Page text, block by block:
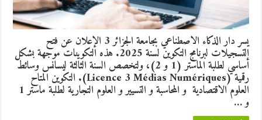
يسر دار الذكاء الاصطناعي بجامعة الجزائر 3 الإعلان عن فتح
التسجيلات لبرنامج التكوين لسنة 2025. هذه التكوينات موجهة بشكل
أساسي لطلبة الماستر (1 و 2)، ولتخصص السنة الثالثة ليسانس وسائط
رقمية (Licence 3 Médias Numériques). التكوين المتاح
العلوم الاقتصادية و المحاسبة و التسيير و العلوم التجارية لطلبة ماستر 1
و …